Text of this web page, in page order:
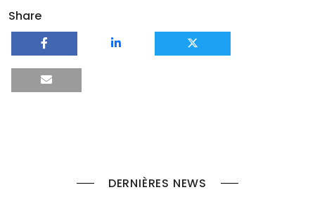
Share
DERNIÈRES NEWS